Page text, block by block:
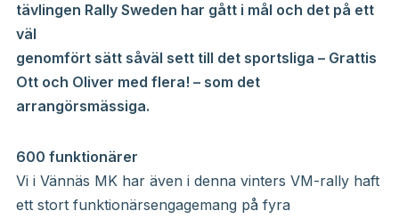
tävlingen Rally Sweden har gått i mål och det på ett
väl
genomfört sätt såväl sett till det sportsliga – Grattis
Ott och Oliver med flera! – som det
arrangörsmässiga.
600 funktionärer
Vi i Vännäs MK har även i denna vinters VM-rally haft
ett stort funktionärsengagemang på fyra